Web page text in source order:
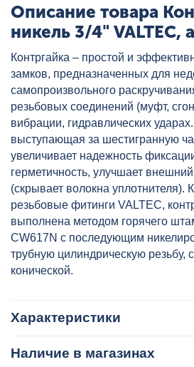
Описание товара
никель 3/4" VALTEC,
VTr.655.N.0005
Контргайка – простой и
замков, предназначенных для
самопроизвольного
резьбовых соединений (муфт,
вибрации, гидравлических
выступающая за шестигранную
увеличивает надежность
герметичность, улучшает
(скрывает волокна уплотнителя).
резьбовые фитинги VALTEC,
выполнена методом горячего
CW617N с последующим
трубную цилиндрическую резьбу,
конической.
Характеристики
Наличие в магазинах